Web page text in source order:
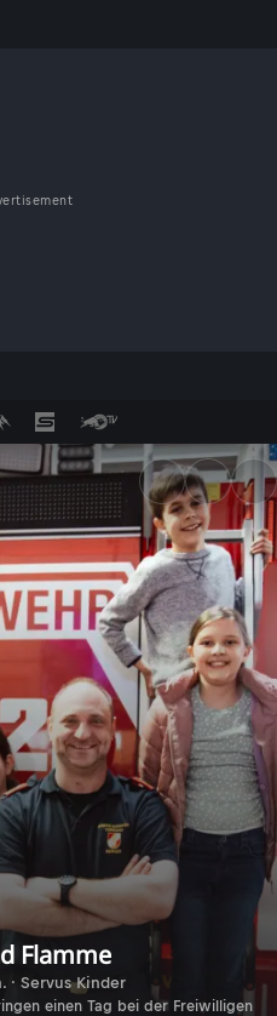
-
Flamme
· Servus Kinder
einen Tag bei der Freiwilligen